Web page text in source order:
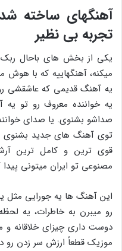
آهنگهای ساخته
تجربه بی نظیر
یکی از بخش ‌های باحال ربک
میکنه، آهنگهاییه که با
یه آهنگ قدیمی که عاشقشی
یه خواننده معروف رو تو
صداشو بشنوی. یا صدای
توی آهنگ های جدید بشنوی
قوی ترین و کامل ترین
مصنوعی تو ایران میتونی
این آهنگ‌ ها یه جورایی مثل
رو میبرن به خاطرات، یه
دوست داری چیزای خلاقانه
موزیک قطعاً ارزش سر زدن رو